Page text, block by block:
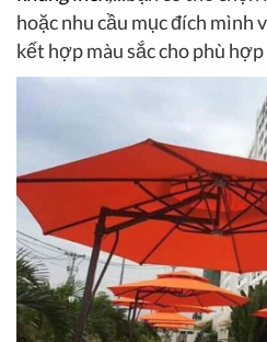
hoặc nhu cầu mục đích mình
kết hợp màu sắc cho phù